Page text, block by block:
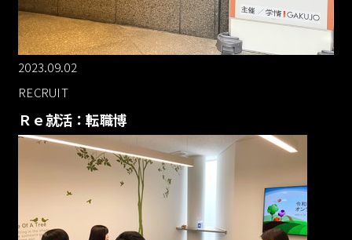
2023.09.02
RECRUIT
Ｒｅ就活：転職博